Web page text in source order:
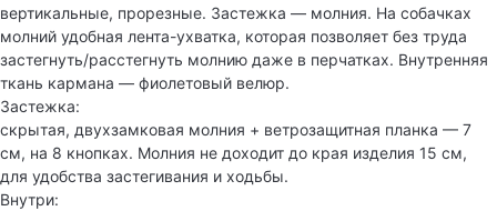
вертикальные, прорезные. Застежка — молния. На собачках
молний удобная лента-ухватка, которая позволяет без труда
застегнуть/расстегнуть молнию даже в перчатках. Внутренняя
ткань кармана — фиолетовый велюр.
Застежка:
скрытая, двухзамковая молния + ветрозащитная планка — 7
см, на 8 кнопках. Молния не доходит до края изделия 15 см,
для удобства застегивания и ходьбы.
Внутри: